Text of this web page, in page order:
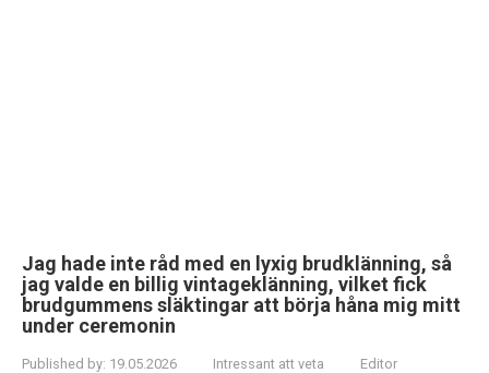
Jag hade inte råd med en lyxig brudklänning, så
jag valde en billig vintageklänning, vilket fick
brudgummens släktingar att börja håna mig mitt
under ceremonin
Published by: 19.05.2026 Intressant att veta Editor